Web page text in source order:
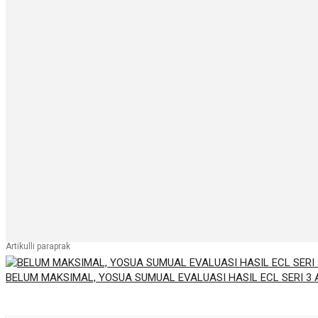
Artikulli paraprak
BELUM MAKSIMAL, YOSUA SUMUAL EVALUASI HASIL ECL SERI 3